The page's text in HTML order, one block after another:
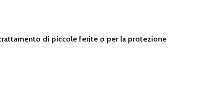
di piccole ferite o per la protezione